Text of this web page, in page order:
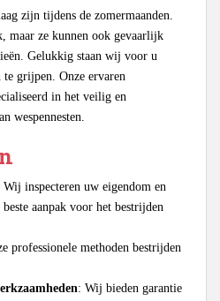
zijn tijdens de zomermaanden.
maar ze kunnen ook gevaarlijk
Gelukkig staan wij voor u
grijpen. Onze ervaren
in het veilig en
wespennesten.
Wij inspecteren uw eigendom en
aanpak voor het bestrijden
professionele methoden bestrijden
: Wij bieden garantie